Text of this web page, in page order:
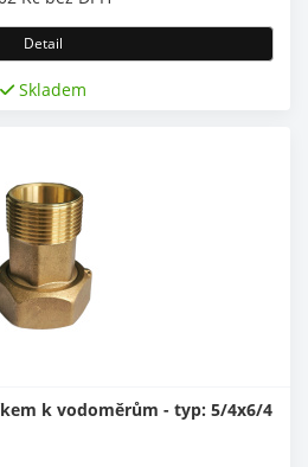
Detail
Skladem
k vodoměrům - typ: 5/4x6/4